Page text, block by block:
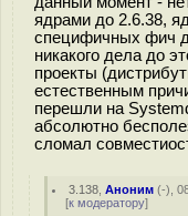
ядрами до 2.6.38,
специфичных фич
никакого дела до
проекты
естественным
перешли на
абсолютно
сломал
3.138 ,Аноним (-),
[к модератору]